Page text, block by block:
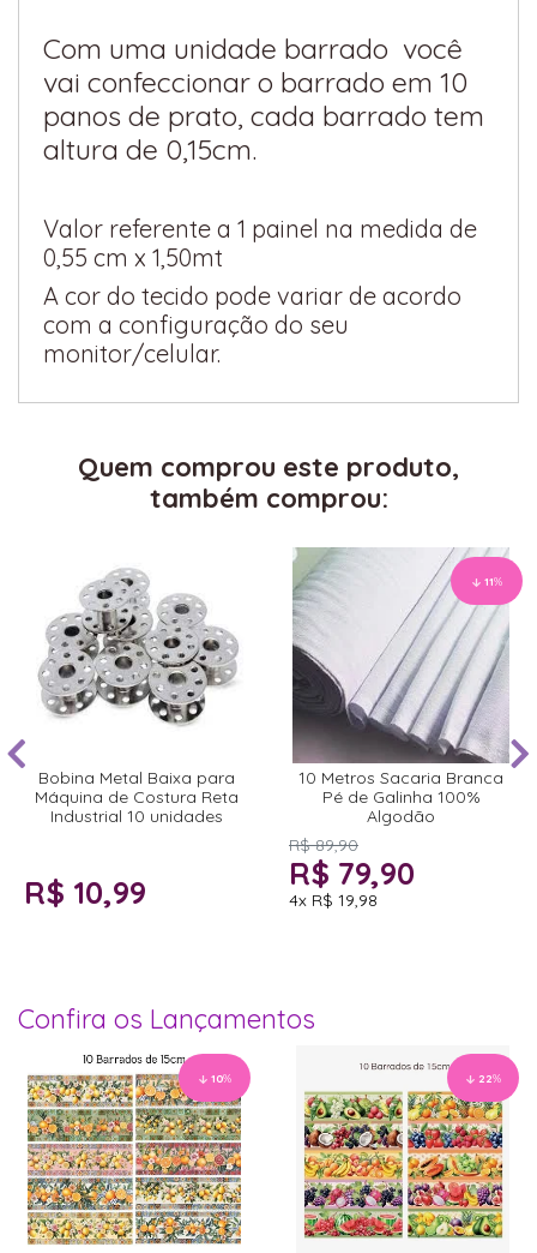
Com uma unidade barrado você
vai confeccionar o barrado em 10
panos de prato, cada barrado tem
altura de 0,15cm.
Valor referente a 1 painel na medida de
0,55 cm x 1,50mt
A cor do tecido pode variar de acordo
com a configuração do seu
monitor/celular.
Quem comprou este produto,
também comprou:
Bobina Metal Baixa para
Máquina de Costura Reta
Industrial 10 unidades
R$ 10,99
11%
10 Metros Sacaria Branca
Pé de Galinha 100%
Algodão
R$ 89,90
R$ 79,90
4x R$ 19,98
Confira os Lançamentos
10% 22%